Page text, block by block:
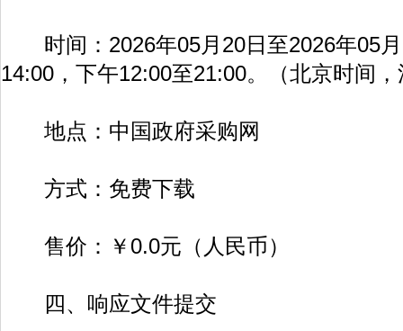
时间：2026年05月20日至2026年05月
14:00，下午12:00至21:00。（北京时间
地点：中国政府采购网
方式：免费下载
售价：￥0.0元（人民币）
四、响应文件提交